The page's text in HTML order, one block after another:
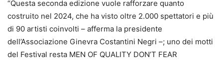
“Questa seconda edizione vuole rafforzare quanto
costruito nel 2024, che ha visto oltre 2.000 spettatori e più
di 90 artisti coinvolti – afferma la presidente
dell’Associazione Ginevra Costantini Negri –; uno dei motti
del Festival resta MEN OF QUALITY DON’T FEAR